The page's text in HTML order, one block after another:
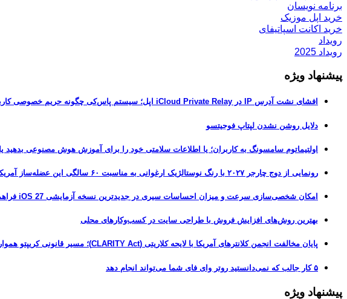
برنامه نویسان
خرید اپل موزیک
خرید اکانت اسپاتیفای
رویداد
رویداد 2025
پیشنهاد ویژه
افشای نشت آدرس IP در iCloud Private Relay اپل؛ سیستم پاس‌کی چگونه حریم خصوصی کاربران را لو می‌دهد؟
دلایل روشن نشدن لپتاپ فوجیتسو
اولتیماتوم سامسونگ به کاربران؛ یا اطلاعات سلامتی خود را برای آموزش هوش مصنوعی بدهید
رونمایی از دوج چارجر ۲۰۲۷ با رنگ نوستالژیک ارغوانی به مناسبت ۶۰ سالگی این عضله‌ساز آمریکایی
امکان شخصی‌سازی سرعت و میزان احساسات سیری در جدیدترین نسخه آزمایشی iOS 27 فراهم شد
بهترین روش‌های افزایش فروش با طراحی سایت در کسب‌وکارهای محلی
پایان مخالفت انجمن کلانترهای آمریکا با لایحه کلاریتی (CLARITY Act)؛ مسیر قانونی کریپتو هموارتر شد
۵ کار جالب که نمی‌دانستید روتر وای فای شما می‌تواند انجام دهد
پیشنهاد ویژه